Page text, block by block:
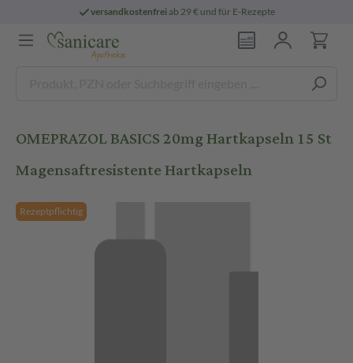
versandkostenfreiab 29 € und für E-Rezepte
OMEPRAZOL BASICS 20mg Hartkapseln 15 St
Magensaftresistente Hartkapseln
Rezeptpflichtig